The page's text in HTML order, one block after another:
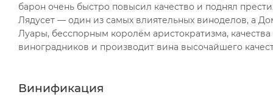
барон очень быстро повысил качество и поднял
Лядусет — один из самых влиятельных виноделов, а
Луары, бесспорным королём аристократизма,
виноградников и производит вина высочайшего
Винификация